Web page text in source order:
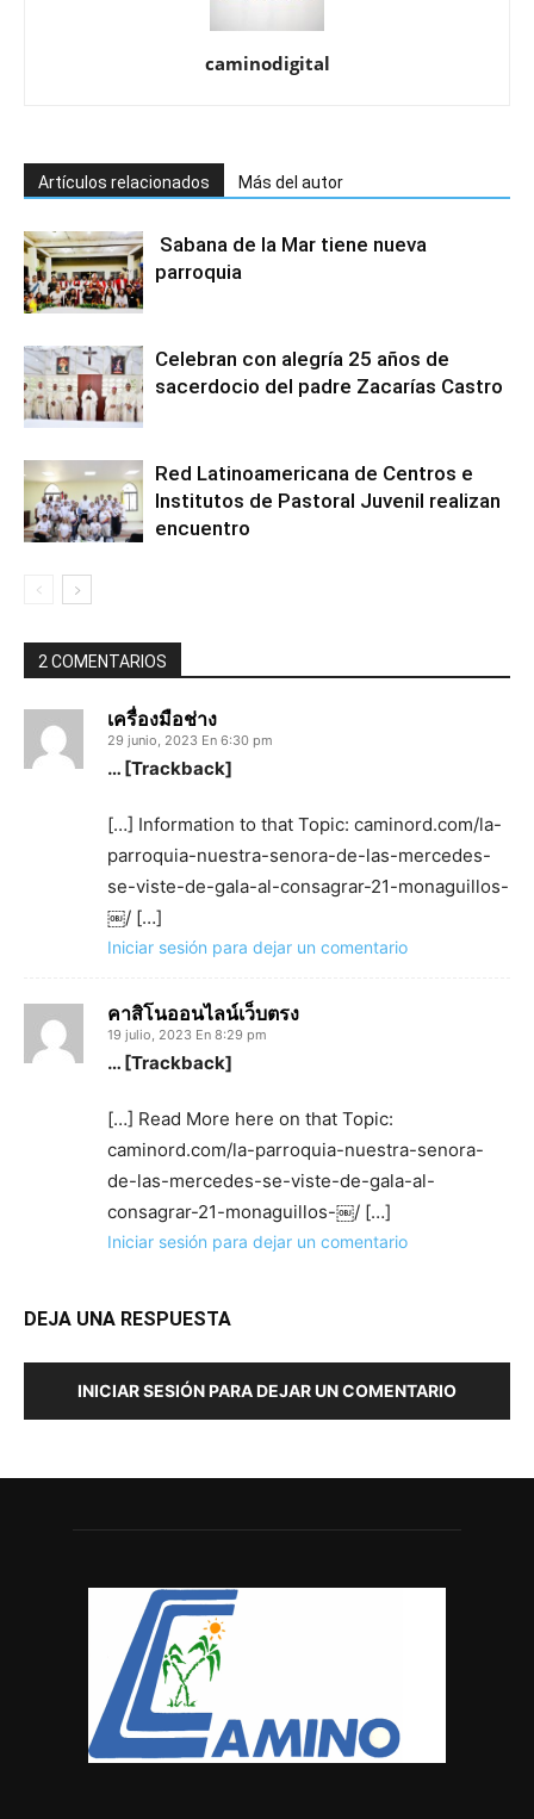
caminodigital
Artículos relacionados Más del autor
Sabana de la Mar tiene nueva
parroquia
Celebran con alegría 25 años de
sacerdocio del padre Zacarías Castro
Red Latinoamericana de Centros e
Institutos de Pastoral Juvenil realizan
encuentro
2 COMENTARIOS
เครื่องมือช่าง
29 junio, 2023 En 6:30 pm
… [Trackback]
[…] Information to that Topic: caminord.com/la-
parroquia-nuestra-senora-de-las-mercedes-
se-viste-de-gala-al-consagrar-21-monaguillos-
￼/ […]
Iniciar sesión para dejar un comentario
คาสิโนออนไลน์เว็บตรง
19 julio, 2023 En 8:29 pm
… [Trackback]
[…] Read More here on that Topic:
caminord.com/la-parroquia-nuestra-senora-
de-las-mercedes-se-viste-de-gala-al-
consagrar-21-monaguillos-￼/ […]
Iniciar sesión para dejar un comentario
DEJA UNA RESPUESTA
INICIAR SESIÓN PARA DEJAR UN COMENTARIO